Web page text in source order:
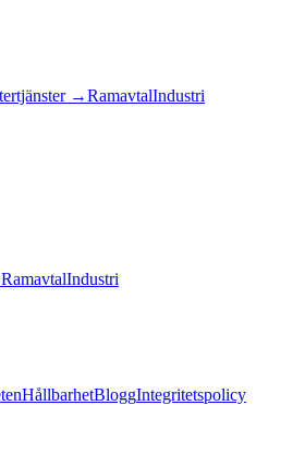
tjänster →RamavtalIndustri
RamavtalIndustri
HållbarhetBloggIntegritetspolicy